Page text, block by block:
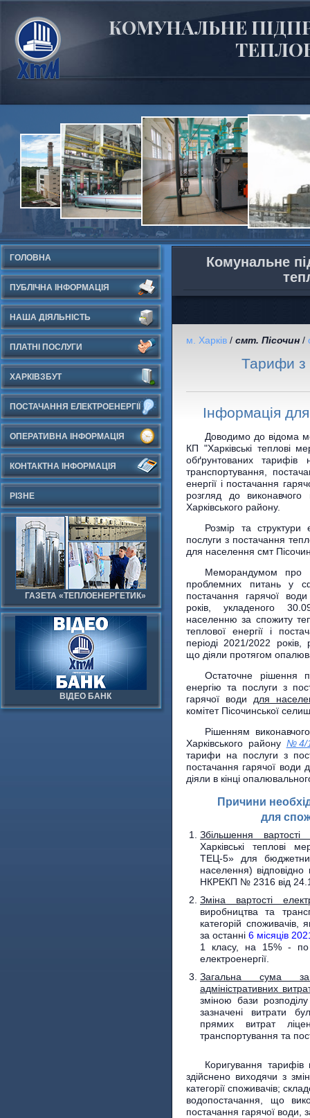
КОМУНАЛЬНЕ
ГОЛОВНА
ПУБЛІЧНА ІНФОРМАЦІЯ
НАША ДІЯЛЬНІСТЬ
ПЛАТНІ ПОСЛУГИ
ХАРКІВЗБУТ
ПОСТАЧАННЯ ЕЛЕКТРОЕНЕРГІЇ
ОПЕРАТИВНА ІНФОРМАЦІЯ
КОНТАКТНА ІНФОРМАЦІЯ
РІЗНЕ
ГАЗЕТА «ТЕПЛОЕНЕРГЕТИК»
ВІДЕО БАНК
Комунальне
м. Харків / смт. Пісочин /
Тарифи з
Інформація
Доводимо до відома
КП "Харківські теплові
обґрунтованих тарифів
транспортування,
енергії і постачання
розгляд до виконавчого
Харківського району.
Розмір та структури
послуги з постачання
для населення смт
Меморандумом про
проблемних питань у
постачання гарячої
років, укладеного
населенню за спожиту
теплової енергії і
періоді 2021/2022
що діяли протягом
Остаточне рішення
енергію та послуги з
гарячої води для
комітет Пісочинської
Рішенням
Харківського району №4/
тарифи на послуги з
постачання гарячої води
діяли в кінці
Причини
для
Збільшення вартості
Харківські теплові
ТЕЦ-5» для
населення)
НКРЕКП № 2316 від
Зміна вартості
виробництва та
категорій споживачів,
за останні6 місяців
1 класу, на 15% -
електроенергії.
Загальна сума
адміністративних
зміною бази
зазначені витрати
прямих витрат
транспортування та
Коригування
здійснено виходячи з
категорії споживачів;
водопостачання, що
постачання гарячої води,